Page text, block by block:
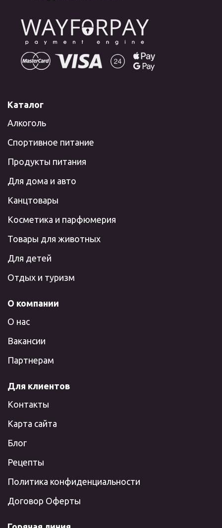
Каталог
Алкоголь
Спортивное питание
Продукты питания
Для дома и авто
Канцтовары
Косметика и парфюмерия
Товары для животных
Для детей
Отдых и туризм
О компании
О нас
Вакансии
Партнерам
Для клиентов
Контакты
Карта сайта
Блог
Рецепты
Политика конфиденциальности
Договор Оферты